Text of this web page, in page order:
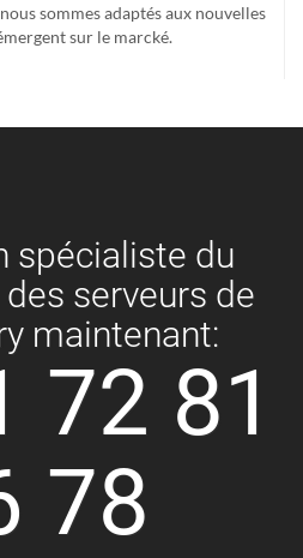
sommes adaptés aux nouvelles
sur le marcké.
spécialiste du
serveurs de
maintenant:
72 81
78